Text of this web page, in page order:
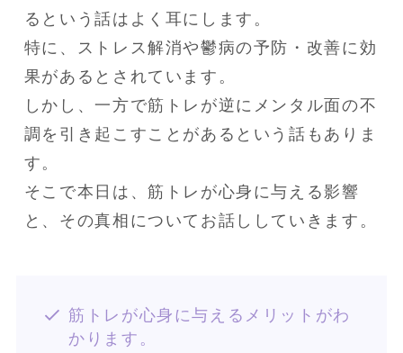
るという話はよく耳にします。
特に、ストレス解消や鬱病の予防・改善に効
果があるとされています。
しかし、一方で筋トレが逆にメンタル面の不
調を引き起こすことがあるという話もありま
す。
そこで本日は、筋トレが心身に与える影響
と、その真相についてお話ししていきます。
筋トレが心身に与えるメリットがわ
かります。